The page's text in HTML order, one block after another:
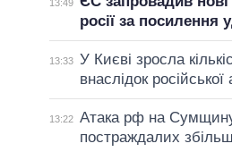
13:49
росії за посилення
13:33 У Києві зросла
внаслідок
13:22 Атака рф на Сумщину:
постраждалих